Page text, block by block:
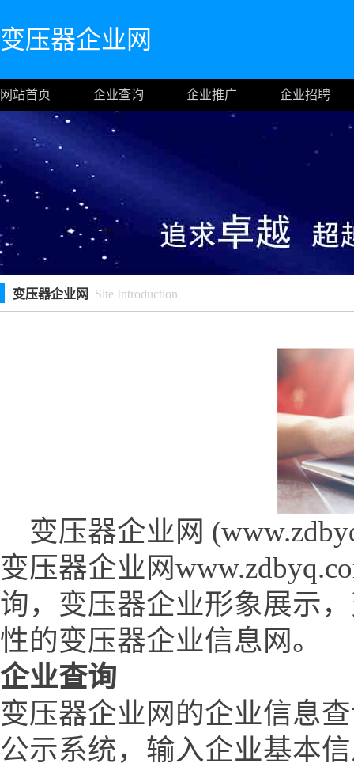
变压器企业网
网站首页 企业查询 企业推广 企业招聘
变压器企业网 Site Introduction
变压器企业网
变压器企业网
询，变压器企业形象展示
性的变压器企业信息网。
企业查询
变压器企业网的企业信息
公示系统，输入企业基本